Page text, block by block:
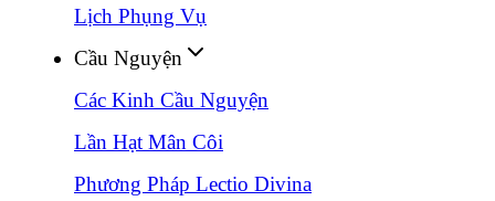
Lịch Phụng Vụ
Cầu Nguyện
Các Kinh Cầu Nguyện
Lần Hạt Mân Côi
Phương Pháp Lectio Divina